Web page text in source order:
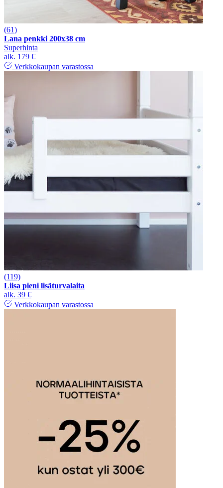
(61)
Lana penkki 200x38 cm
Superhinta
alk. 179 €
Verkkokaupan varastossa
(119)
Liisa pieni lisäturvalaita
alk. 39 €
Verkkokaupan varastossa